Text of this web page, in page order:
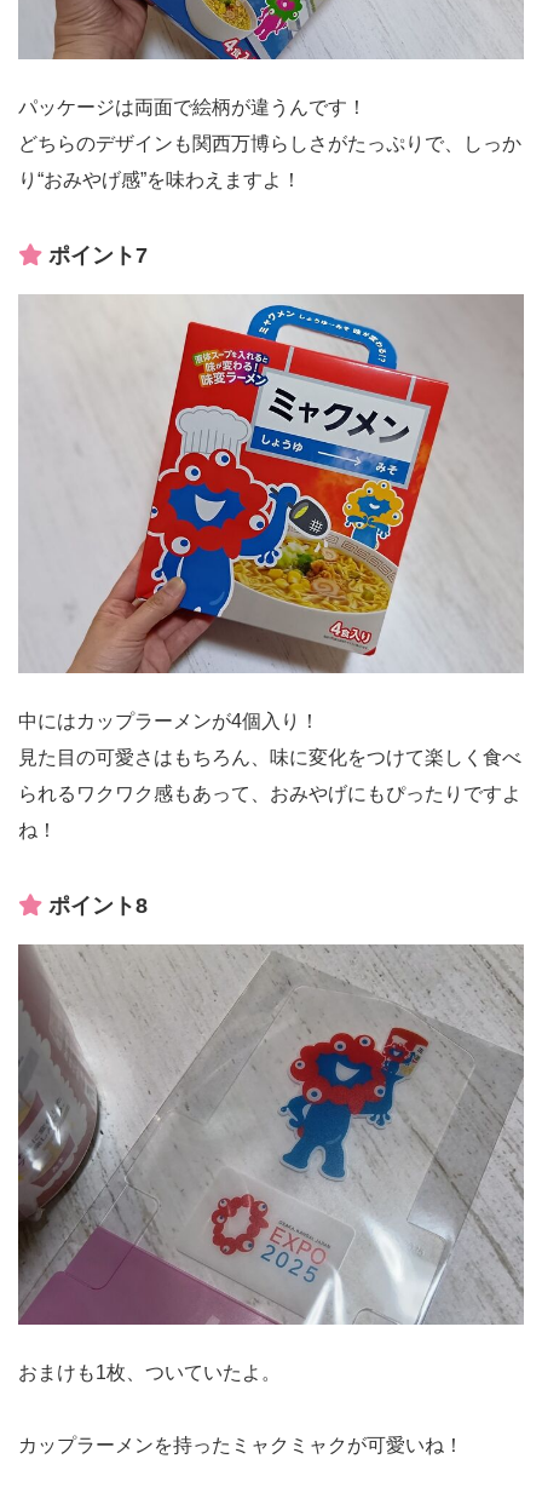
パッケージは両面で絵柄が違うんです！
どちらのデザインも関西万博らしさがたっぷりで、しっか
り“おみやげ感”を味わえますよ！
ポイント7
中にはカップラーメンが4個入り！
見た目の可愛さはもちろん、味に変化をつけて楽しく食べ
られるワクワク感もあって、おみやげにもぴったりですよ
ね！
ポイント8
おまけも1枚、ついていたよ。
カップラーメンを持ったミャクミャクが可愛いね！